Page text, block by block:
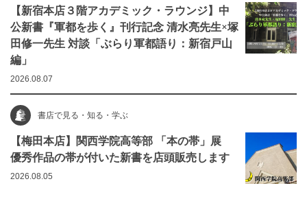
【新宿本店３階アカデミック・ラウンジ】中
公新書『軍都を歩く』刊行記念 清水亮先生×塚
田修一先生 対談「ぶらり軍都語り：新宿戸山
編」
2026.08.07
書店で見る・知る・学ぶ
【梅田本店】関西学院高等部 「本の帯」展
優秀作品の帯が付いた新書を店頭販売します
2026.08.05